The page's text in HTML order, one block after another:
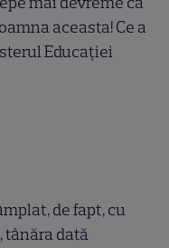
aceasta! Ce a
Educației
de fapt, cu
tânăra dată